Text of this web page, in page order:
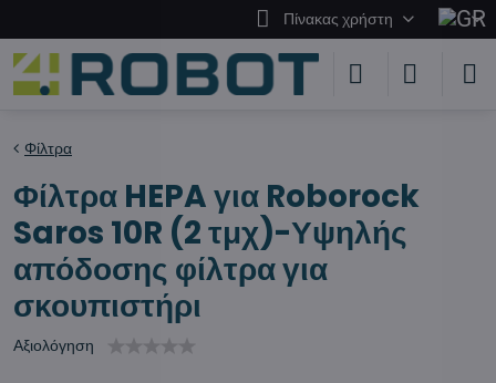
Πίνακας χρήστη
Φίλτρα
Φίλτρα HEPA για Roborock
Saros 10R (2 τμχ)-Υψηλής
απόδοσης φίλτρα για
σκουπιστήρι
Αξιολόγηση